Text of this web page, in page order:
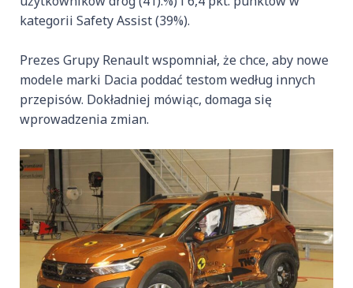
kategorii Safety Assist (39%).
Prezes Grupy Renault wspomniał, że chce, aby nowe
modele marki Dacia poddać testom według innych
przepisów. Dokładniej mówiąc, domaga się
wprowadzenia zmian.